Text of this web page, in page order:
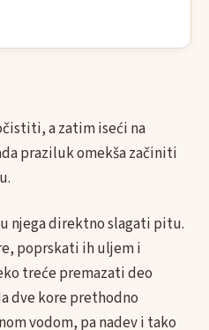
a zatim iseći na
praziluk omekša začiniti
njega direktno slagati pitu.
poprskati ih uljem i
treće premazati deo
dve kore prethodno
vodom, pa nadev i tako